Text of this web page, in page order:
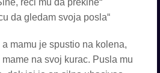
reci mu da prekine“
da gledam svoja posla“
mamu je spustio na kolena,
na svoj kurac. Pusla mu